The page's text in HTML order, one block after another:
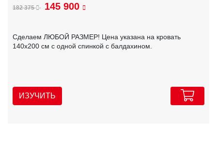
182 375 145 900
Сделаем ЛЮБОЙ РАЗМЕР! Цена указана на кровать
140х200 см с одной спинкой с балдахином.
ИЗУЧИТЬ